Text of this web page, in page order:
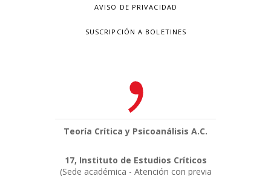
AVISO DE PRIVACIDAD
SUSCRIPCIÓN A BOLETINES
Teoría Crítica y Psicoanálisis A.C.
17, Instituto de Estudios Críticos
(Sede académica - Atención con previa